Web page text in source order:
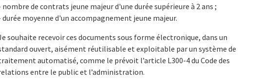
nombre de contrats jeune majeur d'une durée supérieure à 2 ans ;
durée moyenne d'un accompagnement jeune majeur.
souhaite recevoir ces documents sous forme électronique, dans un
ouvert, aisément réutilisable et exploitable par un système de
automatisé, comme le prévoit l’article L300-4 du Code des
entre le public et l’administration.